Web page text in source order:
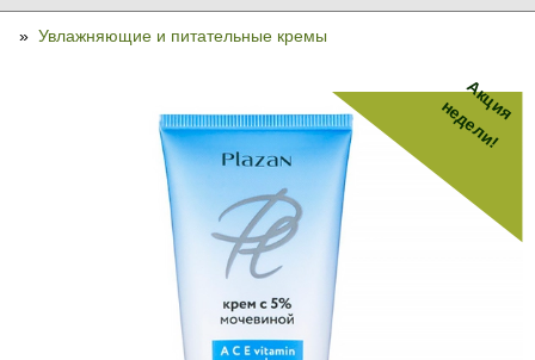
» Увлажняющие и питательные кремы
Акция
недели!